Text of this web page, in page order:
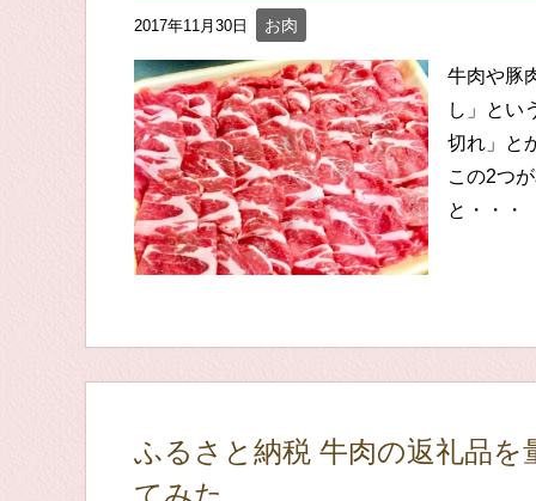
2017年11月30日 お肉
牛肉や豚
し」とい
切れ」と
この2つ
と・・・
ふるさと納税 牛肉の返礼品
てみた